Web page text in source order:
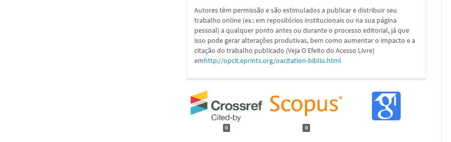
Autores têm permissão e são estimulados a publicar e distribuir seu
trabalho online (ex.: em repositórios institucionais ou na sua página
pessoal) a qualquer ponto antes ou durante o processo editorial, já que
isso pode gerar alterações produtivas, bem como aumentar o impacto e a
citação do trabalho publicado (Veja O Efeito do Acesso Livre)
emhttp://opcit.eprints.org/oacitation-biblio.html
0 0